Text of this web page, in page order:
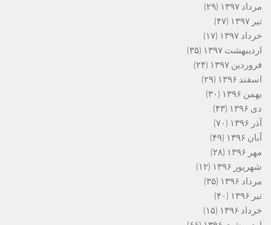
مرداد ۱۳۹۷
(۲۹)
تیر ۱۳۹۷
(۴۷)
خرداد ۱۳۹۷
(۱۷)
اردیبهشت ۱۳۹۷
(۳۵)
فروردین ۱۳۹۷
(۲۴)
اسفند ۱۳۹۶
(۲۹)
بهمن ۱۳۹۶
(۳۰)
دی ۱۳۹۶
(۴۳)
آذر ۱۳۹۶
(۷۰)
آبان ۱۳۹۶
(۴۹)
مهر ۱۳۹۶
(۲۸)
شهریور ۱۳۹۶
(۱۲)
مرداد ۱۳۹۶
(۳۵)
تیر ۱۳۹۶
(۴۰)
خرداد ۱۳۹۶
(۱۵)